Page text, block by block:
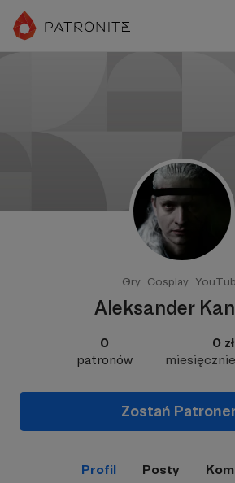
Gry Cosplay
Aleksander
0
patronów
0 zł
miesięcznie
Zostań
Profil Posty